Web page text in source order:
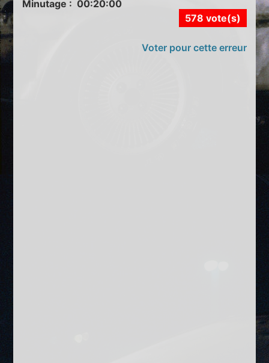
Minutage : 00:20:00
578 vote(s)
Voter pour cette erreur